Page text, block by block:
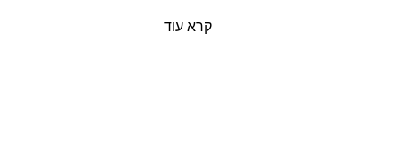
קרא עוד